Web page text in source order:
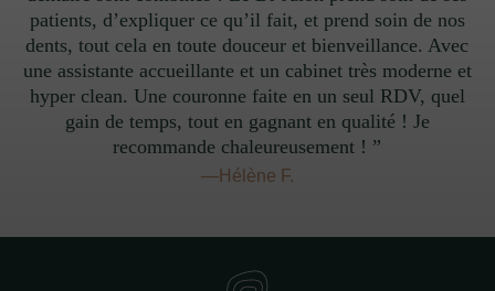
patients, d’expliquer ce qu’il fait, et prend soin de nos
dents, tout cela en toute douceur et bienveillance. Avec
une assistante accueillante et un cabinet très moderne et
hyper clean. Une couronne faite en un seul RDV, quel
gain de temps, tout en gagnant en qualité ! Je
recommande chaleureusement ! ”
—Hélène F.